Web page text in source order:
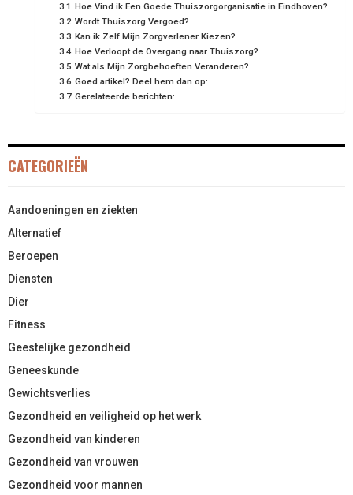
Hoe Vind ik Een Goede Thuiszorgorganisatie in Eindhoven?
Wordt Thuiszorg Vergoed?
Kan ik Zelf Mijn Zorgverlener Kiezen?
Hoe Verloopt de Overgang naar Thuiszorg?
Wat als Mijn Zorgbehoeften Veranderen?
Goed artikel? Deel hem dan op:
Gerelateerde berichten:
CATEGORIEËN
Aandoeningen en ziekten
Alternatief
Beroepen
Diensten
Dier
Fitness
Geestelijke gezondheid
Geneeskunde
Gewichtsverlies
Gezondheid en veiligheid op het werk
Gezondheid van kinderen
Gezondheid van vrouwen
Gezondheid voor mannen